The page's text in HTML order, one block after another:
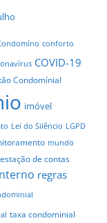
conforto
COVID-19
Condomínial
imóvel
Lei do Silêncio LGPD
mundo
de contas
regras
taxa condominial